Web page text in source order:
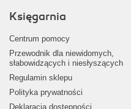
Księgarnia
Centrum pomocy
Przewodnik dla niewidomych,
słabowidzących i niesłyszących
Regulamin sklepu
Polityka prywatności
Deklaracja dostępności